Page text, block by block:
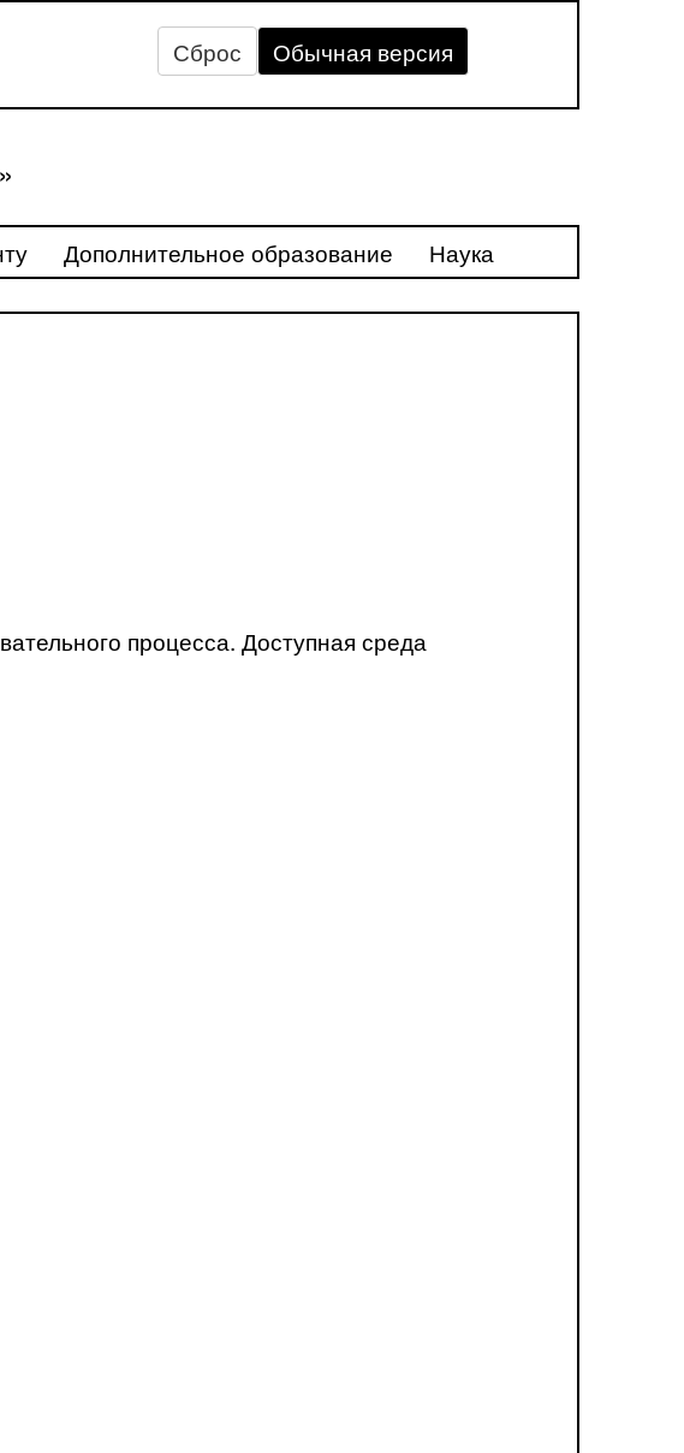
Сброс Обычная версия
Дополнительное образование Наука
процесса. Доступная среда